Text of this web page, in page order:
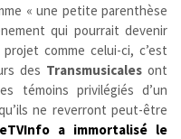
« une petite parenthèse
qui pourrait devenir
comme celui-ci, c’est
des Transmusicales ont
témoins privilégiés d’un
ne reverront peut-être
a immortalisé le